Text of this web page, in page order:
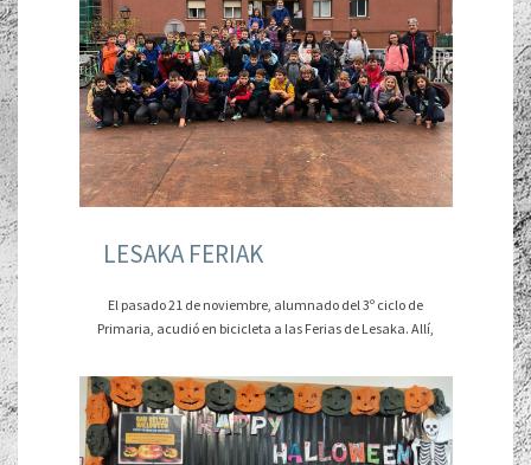
LESAKA FERIAK
El pasado 21 de noviembre, alumnado del 3º ciclo de
Primaria, acudió en bicicleta a las Ferias de Lesaka. Allí,